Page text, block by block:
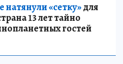
«сетку»для
13 лет тайно
гостей